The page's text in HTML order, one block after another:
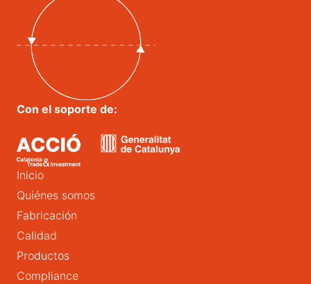
Con el soporte de:
Inicio
Quiénes somos
Fabricación
Calidad
Productos
Compliance